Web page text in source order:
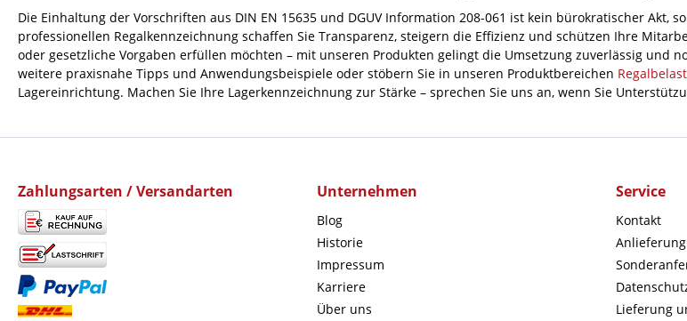
Die Einhaltung der Vorschriften aus DIN EN 15635 und DGUV Information 208-061 ist kein bürokratischer
professionellen Regalkennzeichnung schaffen Sie Transparenz, steigern die Effizienz und schützen Ihre
oder gesetzliche Vorgaben erfüllen möchten – mit unseren Produkten gelingt die Umsetzung zuverlässig und
weitere praxisnahe Tipps und Anwendungsbeispiele oder stöbern Sie in unseren Produktbereichen
Lagereinrichtung. Machen Sie Ihre Lagerkennzeichnung zur Stärke – sprechen Sie uns an, wenn Sie
Zahlungsarten / Versandarten Unternehmen
Blog
Historie
Impressum
Karriere
Über uns
Service
Kontakt
Lieferung